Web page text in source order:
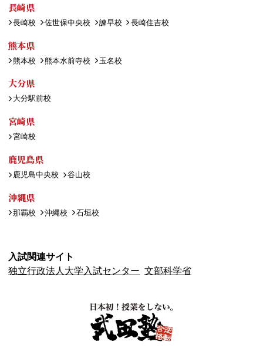
長崎県
長崎校 佐世保中央校 諫早校 長崎住吉校
熊本県
熊本校 熊本水前寺校 玉名校
大分県
大分駅前校
宮崎県
宮崎校
鹿児島県
鹿児島中央校 谷山校
沖縄県
那覇校 沖縄校 石垣校
入試関連サイト
独立行政法人大学入試センター 文部科学省